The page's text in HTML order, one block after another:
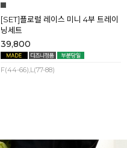
[SET]플로럴 레이스 미니 4부 트레이
닝세트
39,800
F(44-66),L(77-88)